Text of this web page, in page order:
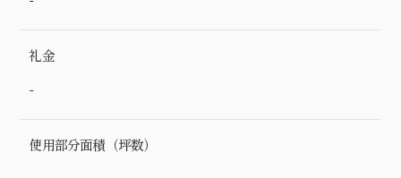
礼金
-
使用部分面積（坪数）